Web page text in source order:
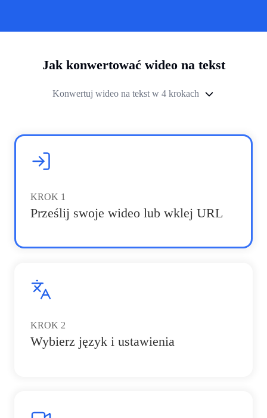
Jak konwertować wideo na tekst
Konwertuj wideo na tekst w 4 krokach
KROK 1
Prześlij swoje wideo lub wklej URL
KROK 2
Wybierz język i ustawienia